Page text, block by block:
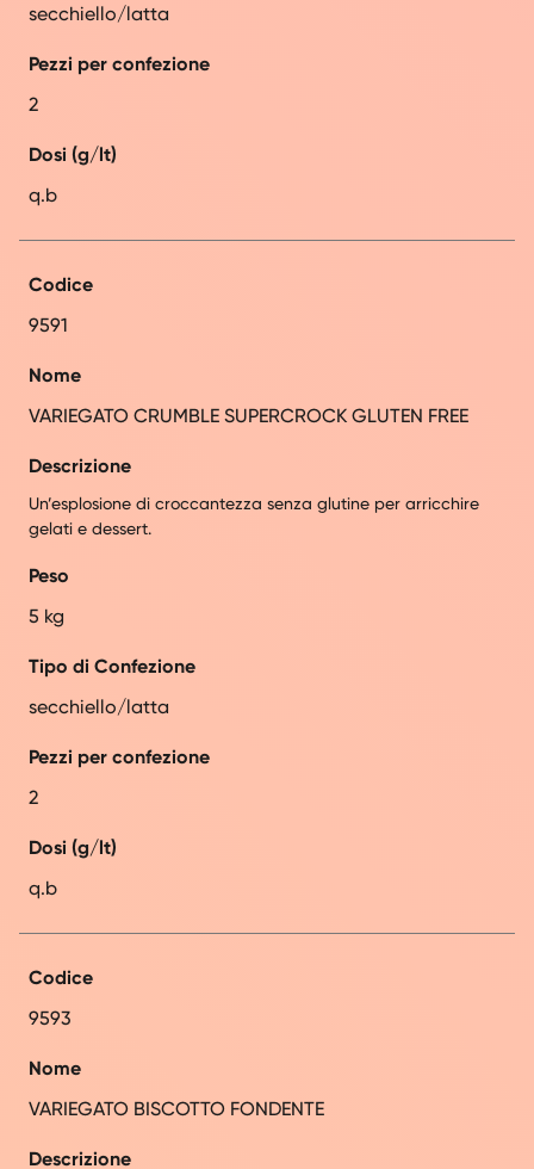
secchiello/latta
Pezzi per confezione
2
Dosi (g/lt)
q.b
Codice
9591
Nome
VARIEGATO CRUMBLE SUPERCROCK GLUTEN FREE
Descrizione
Un’esplosione di croccantezza senza glutine per arricchire
gelati e dessert.
Peso
5 kg
Tipo di Confezione
secchiello/latta
Pezzi per confezione
2
Dosi (g/lt)
q.b
Codice
9593
Nome
VARIEGATO BISCOTTO FONDENTE
Descrizione